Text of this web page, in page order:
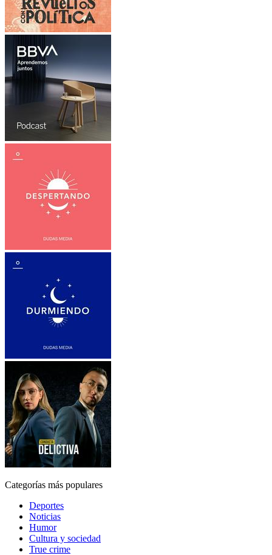
Categorías más populares
Deportes
Noticias
Humor
Cultura y sociedad
True crime